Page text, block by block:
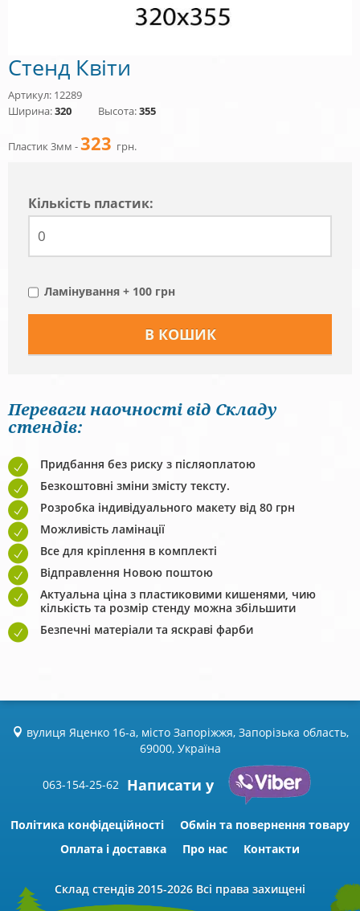
Стенд Квіти
Артикул: 12289
Ширина:320 Высота:355
Пластик 3мм -323 грн.
Кiлькiсть пластик:
Ламінування + 100 грн
Переваги наочності від Складу
стендів:
Придбання без риску з післяоплатою
Безкоштовні зміни змісту тексту.
Розробка індивідуального макету від 80 грн
Можливість ламінації
Все для кріплення в комплекті
Відправлення Новою поштою
Актуальна ціна з пластиковими кишенями, чию
кількість та розмір стенду можна збільшити
Безпечні матеріали та яскраві фарби
вулиця Яценко 16-а, місто Запоріжжя, Запорізька область,
69000, Україна
063-154-25-62 Написати у
Політика конфідеційності
Обмін та повернення товару
Оплата і доставка
Про нас Контакти
Склад стендів 2015-2026 Всі права захищені